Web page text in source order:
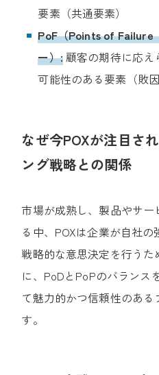
要素（共通要素）
PoF（Points of
ー）:顧客の期待に応え
可能性のある要素（敗因
なぜ今POXが注目さ
ング戦略との関係
市場が成熟し、製品やサ
る中、POXは企業が自社の
戦略的な意思決定を行うた
に、PoDとPoPのバランス
て魅力的かつ信頼性のあ
す。